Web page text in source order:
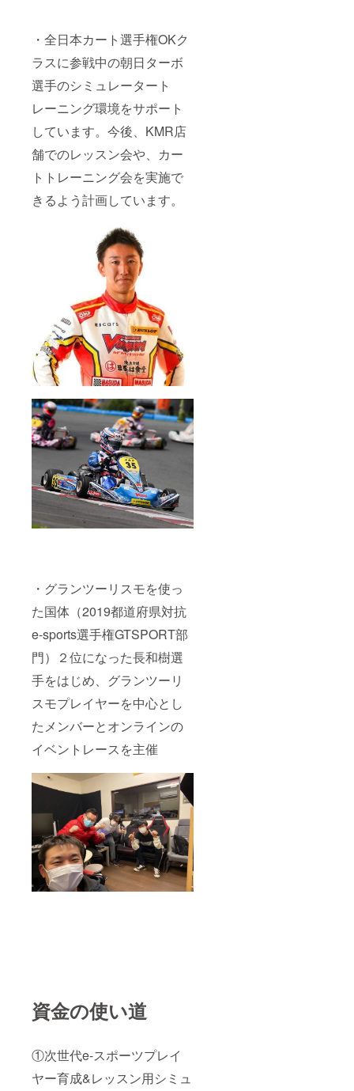
・全日本カート選手権OKク
ラスに参戦中の朝日ターボ
選手のシミュレータート
レーニング環境をサポート
しています。今後、KMR店
舗でのレッスン会や、カー
トトレーニング会を実施で
きるよう計画しています。
・グランツーリスモを使っ
た国体（2019都道府県対抗
e-sports選手権GTSPORT部
門）２位になった長和樹選
手をはじめ、グランツーリ
スモプレイヤーを中心とし
たメンバーとオンラインの
イベントレースを主催
資金の使い道
①次世代e-スポーツプレイ
ヤー育成&レッスン用シミュ